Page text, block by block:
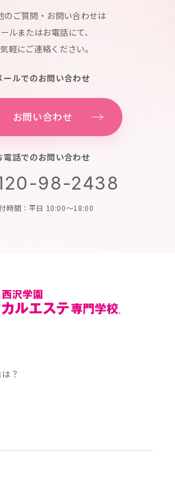
のご質問・お問い合わせは
ルまたはお電話にて、
軽にご連絡ください。
ールでのお問い合わせ
お問い合わせ
電話でのお問い合わせ
98-2438
時間：平日 10:00～18:00
？